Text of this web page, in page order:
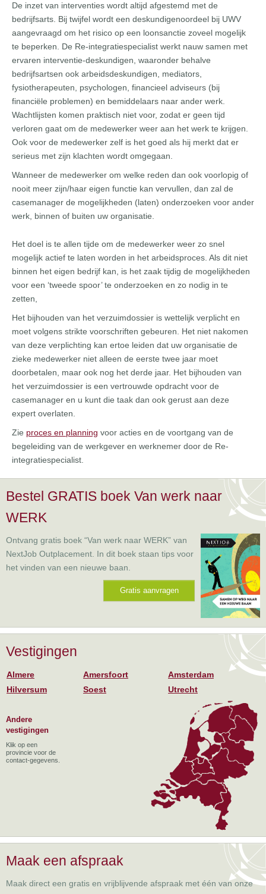
De inzet van interventies wordt altijd afgestemd met de
bedrijfsarts. Bij twijfel wordt een deskundigenoordeel bij UWV
aangevraagd om het risico op een loonsanctie zoveel mogelijk
te beperken. De Re-integratiespecialist werkt nauw samen met
ervaren interventie-deskundigen, waaronder behalve
bedrijfsartsen ook arbeidsdeskundigen, mediators,
fysiotherapeuten, psychologen, financieel adviseurs (bij
financiële problemen) en bemiddelaars naar ander werk.
Wachtlijsten komen praktisch niet voor, zodat er geen tijd
verloren gaat om de medewerker weer aan het werk te krijgen.
Ook voor de medewerker zelf is het goed als hij merkt dat er
serieus met zijn klachten wordt omgegaan.
Wanneer de medewerker om welke reden dan ook voorlopig of
nooit meer zijn/haar eigen functie kan vervullen, dan zal de
casemanager de mogelijkheden (laten) onderzoeken voor ander
werk, binnen of buiten uw organisatie.
Het doel is te allen tijde om de medewerker weer zo snel
mogelijk actief te laten worden in het arbeidsproces. Als dit niet
binnen het eigen bedrijf kan, is het zaak tijdig de mogelijkheden
voor een ‘tweede spoor’ te onderzoeken en zo nodig in te
zetten,
Het bijhouden van het verzuimdossier is wettelijk verplicht en
moet volgens strikte voorschriften gebeuren. Het niet nakomen
van deze verplichting kan ertoe leiden dat uw organisatie de
zieke medewerker niet alleen de eerste twee jaar moet
doorbetalen, maar ook nog het derde jaar. Het bijhouden van
het verzuimdossier is een vertrouwde opdracht voor de
casemanager en u kunt die taak dan ook gerust aan deze
expert overlaten.
Zie proces en planning voor acties en de voortgang van de
begeleiding van de werkgever en werknemer door de Re-
integratiespecialist.
Bestel GRATIS boek Van werk naar
WERK
Ontvang gratis boek “Van werk naar WERK” van
NextJob Outplacement. In dit boek staan tips voor
het vinden van een nieuwe baan.
Gratis aanvragen
Vestigingen
Almere Amersfoort
Amsterdam
Hilversum
Soest Utrecht
Andere
vestigingen
Klik op een
provincie voor de
contact-gegevens.
Maak een afspraak
Maak direct een gratis en vrijblijvende afspraak met één van onze